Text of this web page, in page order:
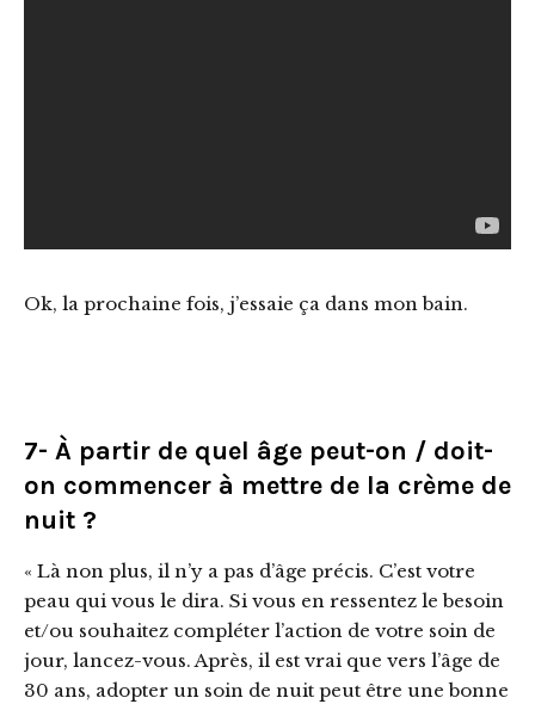
Ok, la prochaine fois, j’essaie ça dans mon bain.
7- À partir de quel âge peut-on / doit-
on commencer à mettre de la crème de
nuit ?
« Là non plus, il n’y a pas d’âge précis. C’est votre
peau qui vous le dira. Si vous en ressentez le besoin
et/ou souhaitez compléter l’action de votre soin de
jour, lancez-vous. Après, il est vrai que vers l’âge de
30 ans, adopter un soin de nuit peut être une bonne